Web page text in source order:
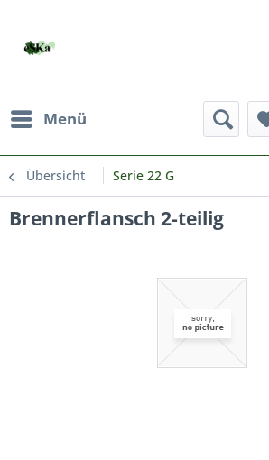
Menü
Übersicht Serie 22 G
Brennerflansch 2-teilig